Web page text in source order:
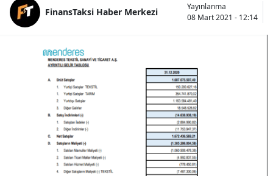
FinansTaksi Haber Merkezi
Yayınlanma
08 Mart 2021 - 12:14